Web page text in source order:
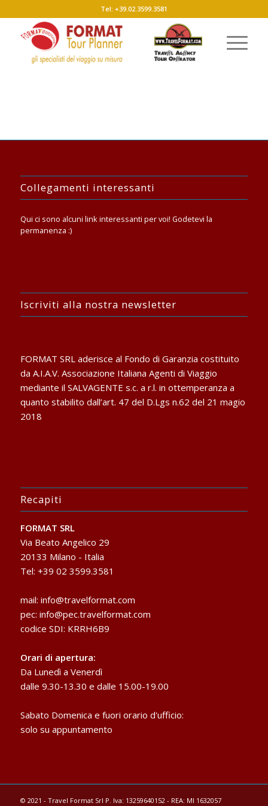
Tel: +39.02.3599.3581
Collegamenti interessanti
Qui ci sono alcuni link interessanti per voi! Godetevi la
permanenza :)
Iscriviti alla nostra newsletter
FORMAT SRL aderisce al Fondo di Garanzia costituito
da A.I.A.V. Associazione Italiana Agenti di Viaggio
mediante il SALVAGENTE s.c. a r.l. in ottemperanza a
quanto stabilito dall’art. 47 del D.Lgs n.62 del 21 magio
2018
Recapiti
FORMAT SRL
Via Beato Angelico 29
20133 Milano - Italia
Tel: +39 02 3599.3581
mail: info@travelformat.com
pec: info@pec.travelformat.com
codice SDI: KRRH6B9
Orari di apertura:
Da Lunedì a Venerdì
dalle 9.30-13.30 e dalle 15.00-19.00
Sabato Domenica e fuori orario d'ufficio:
solo su appuntamento
© 2021 - Travel Format Srl P. Iva: 13259640152 - REA: MI 1632057